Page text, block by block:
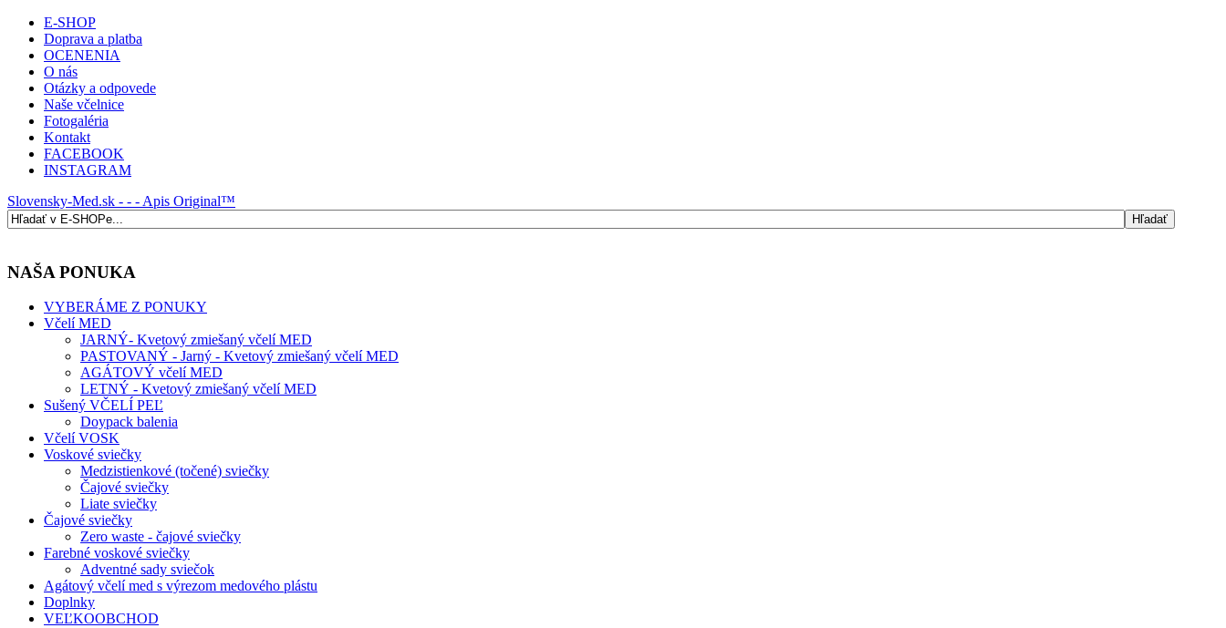
E-SHOP
Doprava a platba
OCENENIA
O nás
Otázky a odpovede
Naše včelnice
Fotogaléria
Kontakt
FACEBOOK
INSTAGRAM
Slovensky-Med.sk - - - Apis Original™
NAŠA PONUKA
VYBERÁME Z PONUKY
Včelí MED
JARNÝ- Kvetový zmiešaný včelí MED
PASTOVANÝ - Jarný - Kvetový zmiešaný včelí MED
AGÁTOVÝ včelí MED
LETNÝ - Kvetový zmiešaný včelí MED
Sušený VČELÍ PEĽ
Doypack balenia
Včelí VOSK
Voskové sviečky
Medzistienkové (točené) sviečky
Čajové sviečky
Liate sviečky
Čajové sviečky
Zero waste - čajové sviečky
Farebné voskové sviečky
Adventné sady sviečok
Agátový včelí med s výrezom medového plástu
Doplnky
VEĽKOOBCHOD